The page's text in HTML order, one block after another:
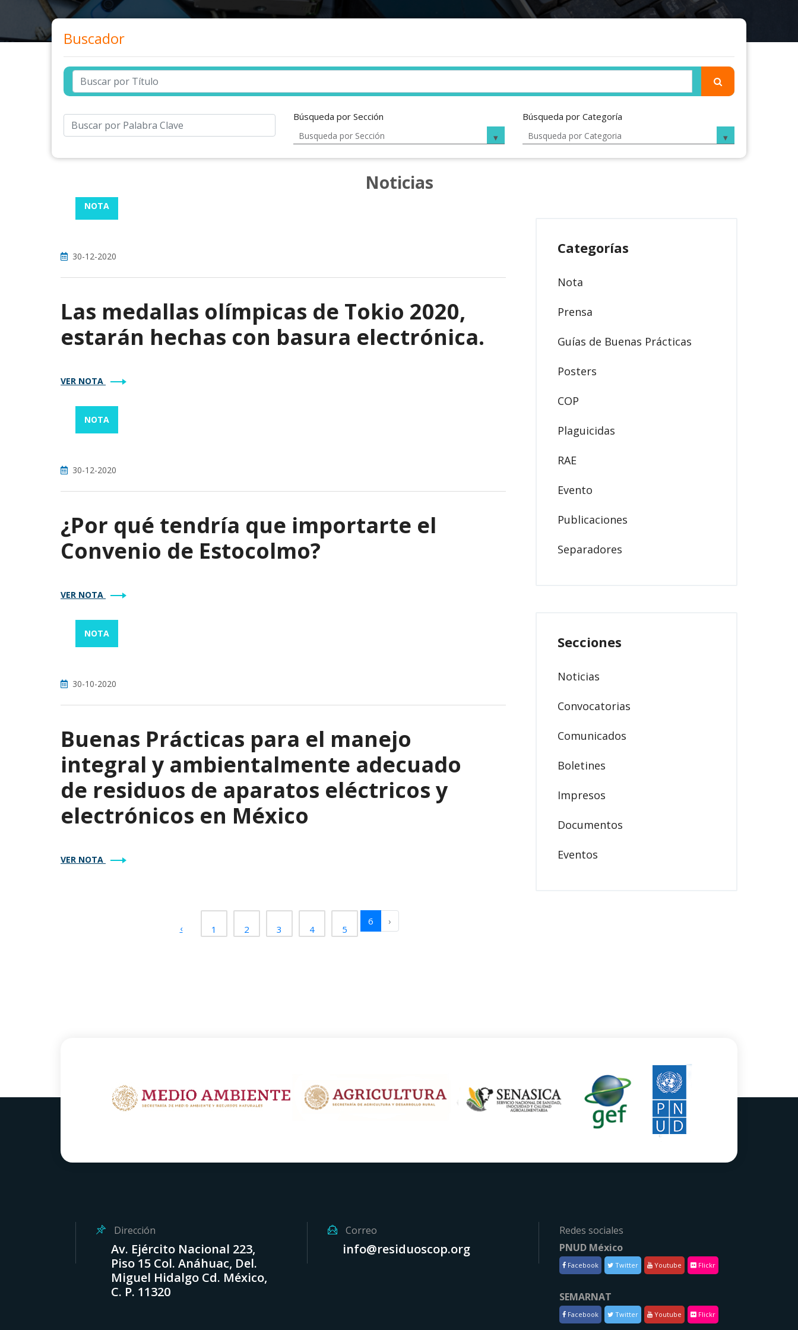
Buscador
Búsqueda por Sección Búsqueda por Categoría
Noticias
NOTA
30-12-2020
Las medallas olímpicas de Tokio 2020,
estarán hechas con basura electrónica.
VER NOTA
NOTA
30-12-2020
¿Por qué tendría que importarte el
Convenio de Estocolmo?
VER NOTA
NOTA
30-10-2020
Buenas Prácticas para el manejo
integral y ambientalmente adecuado
de residuos de aparatos eléctricos y
electrónicos en México
VER NOTA
‹ 1 2 3 4 5
6 ›
Categorías
Nota
Prensa
Guías de Buenas Prácticas
Posters
COP
Plaguicidas
RAE
Evento
Publicaciones
Separadores
Secciones
Noticias
Convocatorias
Comunicados
Boletines
Impresos
Documentos
Eventos
Dirección
Av. Ejército Nacional 223,
Piso 15 Col. Anáhuac, Del.
Miguel Hidalgo Cd. México,
C. P. 11320
Correo
info@residuoscop.org
Redes sociales
PNUD México
Facebook Twitter Youtube Flickr
SEMARNAT
Facebook Twitter Youtube Flickr